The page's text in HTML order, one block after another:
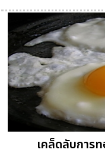
เคล็ดลับการ